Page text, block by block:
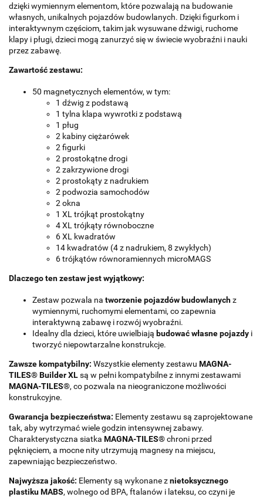
dzięki wymiennym elementom, które pozwalają na budowanie
własnych, unikalnych pojazdów budowlanych. Dzięki figurkom i
interaktywnym częściom, takim jak wysuwane dźwigi, ruchome
klapy i pługi, dzieci mogą zanurzyć się w świecie wyobraźni i nauki
przez zabawę.
Zawartość zestawu:
50 magnetycznych elementów, w tym:
1 dźwig z podstawą
1 tylna klapa wywrotki z podstawą
1 pług
2 kabiny ciężarówek
2 figurki
2 prostokątne drogi
2 zakrzywione drogi
2 prostokąty z nadrukiem
2 podwozia samochodów
2 okna
1 XL trójkąt prostokątny
4 XL trójkąty równoboczne
6 XL kwadratów
14 kwadratów (4 z nadrukiem, 8 zwykłych)
6 trójkątów równoramiennych microMAGS
Dlaczego ten zestaw jest wyjątkowy:
Zestaw pozwala na tworzenie pojazdów budowlanychz
wymiennymi, ruchomymi elementami, co zapewnia
interaktywną zabawę i rozwój wyobraźni.
Idealny dla dzieci, które uwielbiają budować własne pojazdy i
tworzyć niepowtarzalne konstrukcje.
Zawsze kompatybilny: Wszystkie elementy zestawu MAGNA-
TILES® Builder XLsą w pełni kompatybilne z innymi zestawami
MAGNA-TILES®, co pozwala na nieograniczone możliwości
konstrukcyjne.
Gwarancja bezpieczeństwa: Elementy zestawu są zaprojektowane
tak, aby wytrzymać wiele godzin intensywnej zabawy.
Charakterystyczna siatka MAGNA-TILES®chroni przed
pęknięciem, a mocne nity utrzymują magnesy na miejscu,
zapewniając bezpieczeństwo.
Najwyższa jakość: Elementy są wykonane znietoksycznego
plastiku MABS, wolnego od BPA, ftalanów i lateksu, co czyni je